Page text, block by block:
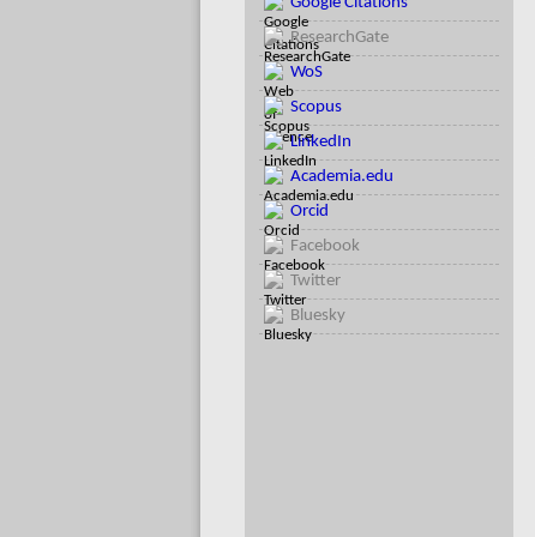
ResearchGate
WoS
Scopus
LinkedIn
Academia.edu
Orcid
Facebook
Twitter
Bluesky